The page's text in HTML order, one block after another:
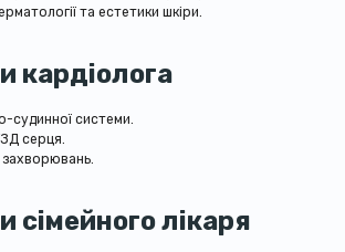
та естетики шкіри.
кардіолога
системи.
серця.
сімейного лікаря